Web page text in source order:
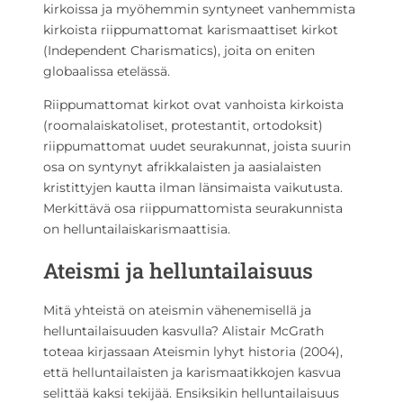
kirkoissa ja myöhemmin syntyneet vanhemmista
kirkoista riippumattomat karismaattiset kirkot
(Independent Charismatics), joita on eniten
globaalissa etelässä.
Riippumattomat kirkot ovat vanhoista kirkoista
(roomalaiskatoliset, protestantit, ortodoksit)
riippumattomat uudet seurakunnat, joista suurin
osa on syntynyt afrikkalaisten ja aasialaisten
kristittyjen kautta ilman länsimaista vaikutusta.
Merkittävä osa riippumattomista seurakunnista
on helluntailaiskarismaattisia.
Ateismi ja helluntailaisuus
Mitä yhteistä on ateismin vähenemisellä ja
helluntailaisuuden kasvulla? Alistair McGrath
toteaa kirjassaan Ateismin lyhyt historia (2004),
että helluntailaisten ja karismaatikkojen kasvua
selittää kaksi tekijää. Ensiksikin helluntailaisuus